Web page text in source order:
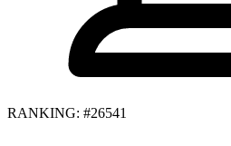
RANKING: #26541